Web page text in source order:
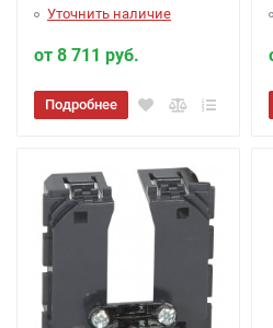
Уточнить наличие
от 8 711 руб.
Подробнее